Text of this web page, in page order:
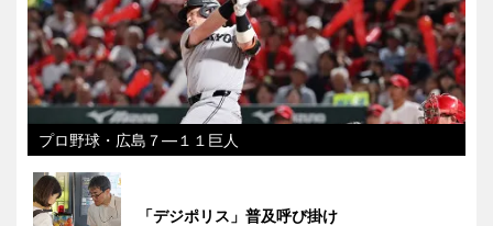
プロ野球・広島７―１１巨人
「デジポリス」普及呼び掛け